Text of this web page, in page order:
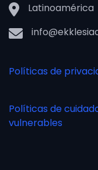
Latinoamérica
Políticas de
Políticas de
vulnerables